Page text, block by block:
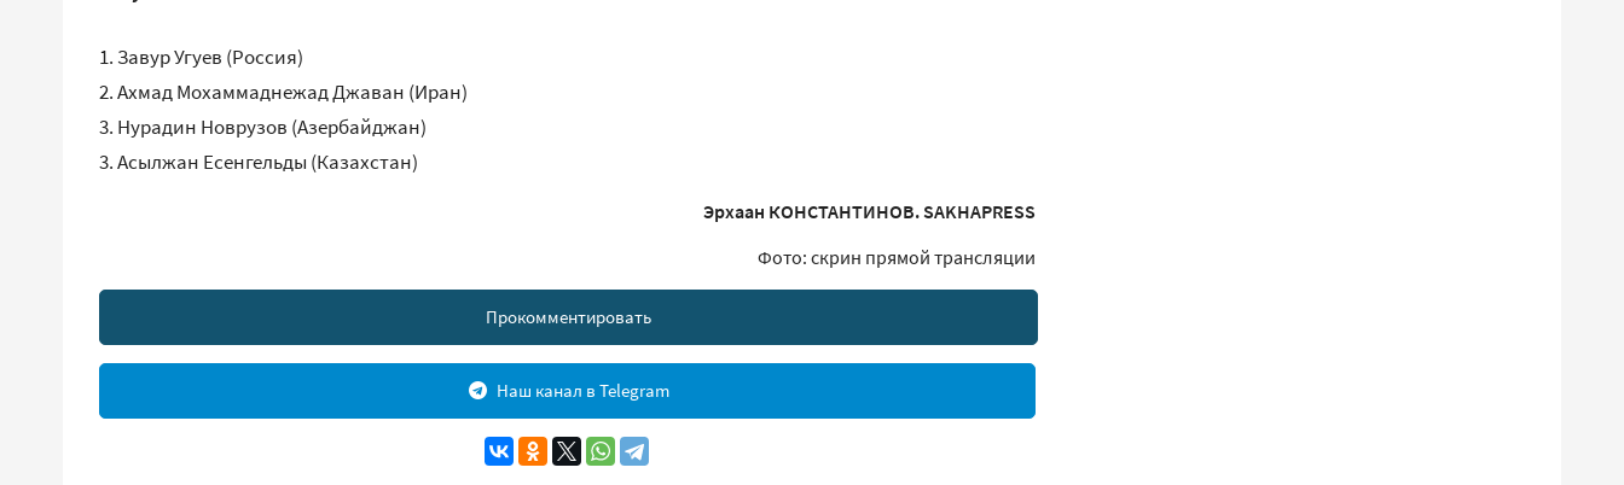
1.⁠ ⁠Завур Угуев (Россия)
2.⁠ ⁠Ахмад Мохаммаднежад Джаван (Иран)
3.⁠ ⁠Нурадин Новрузов (Азербайджан)
3.⁠ ⁠Асылжан Есенгельды (Казахстан)
Эрхаан КОНСТАНТИНОВ. SAKHAPRESS
Фото: скрин прямой трансляции
Прокомментировать
Наш канал в Telegram